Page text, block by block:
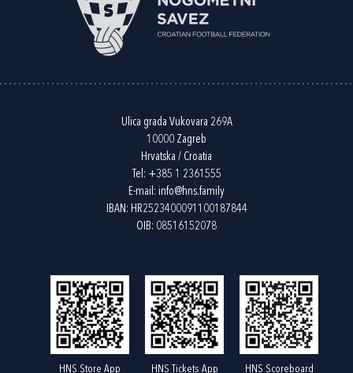
Ulica grada Vukovara 269A
10000 Zagreb
Hrvatska / Croatia
Tel: +385 1 2361555
E-mail: info@hns.family
IBAN: HR2523400091100187844
OIB: 08516152078
HNS Store App HNS Tickets App HNS Scoreboard